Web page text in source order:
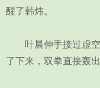
醒了韩炜。
叶晨伸手接过虚空
了下来，双拳直接轰出